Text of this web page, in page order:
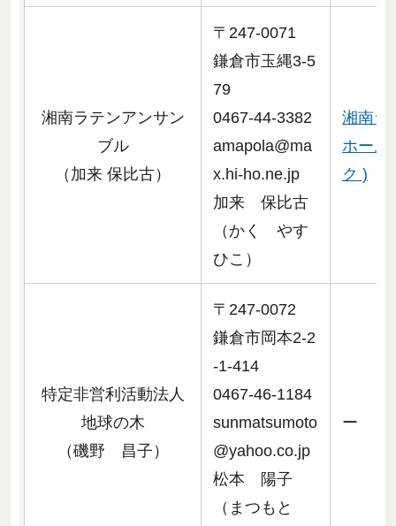
湘南ラテンアンサン
ブル
（加来 保比古）
〒247-0071
鎌倉市玉縄3-5
79
0467-44-3382
amapola@ma
x.hi-ho.ne.jp
加来 保比古
（かく やす
ひこ）
湘南ラ
ホーム
ク )
特定非営利活動法人
地球の木
（磯野 昌子）
〒247-0072
鎌倉市岡本2-2
-1-414
0467-46-1184
sunmatsumoto
@yahoo.co.jp
松本 陽子
（まつもと
ー